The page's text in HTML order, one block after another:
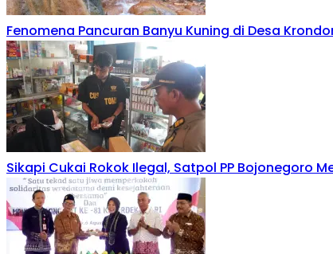
Fenomena Pancuran Banyu Kuning di Desa
Sikapi Cukai Rokok Ilegal, Satpol PP Bojonegoro